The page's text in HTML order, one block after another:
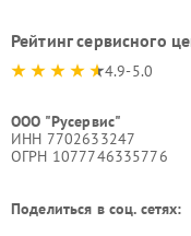
Рейтинг сервисного
4.9-5.0
ООО "Русервис"
ИНН 7702633247
ОГРН 1077746335776
Поделиться в соц. сетях: